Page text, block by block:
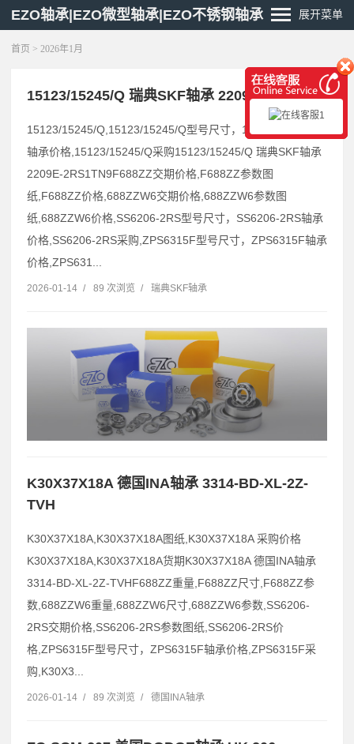
EZO轴承|EZO微型轴承|EZO不锈钢轴承 展开菜单
首页 > 2026年1月
15123/15245/Q 瑞典SKF轴承 2209E-2RS1TN9
15123/15245/Q,15123/15245/Q型号尺寸，15123/15245/Q
轴承价格,15123/15245/Q采购15123/15245/Q 瑞典SKF轴承
2209E-2RS1TN9F688ZZ交期价格,F688ZZ参数图
纸,F688ZZ价格,688ZZW6交期价格,688ZZW6参数图
纸,688ZZW6价格,SS6206-2RS型号尺寸，SS6206-2RS轴承
价格,SS6206-2RS采购,ZPS6315F型号尺寸，ZPS6315F轴承
价格,ZPS631...
2026-01-14 / 89 次浏览 / 瑞典SKF轴承
K30X37X18A 德国INA轴承 3314-BD-XL-2Z-
TVH
K30X37X18A,K30X37X18A图纸,K30X37X18A 采购价格
K30X37X18A,K30X37X18A货期K30X37X18A 德国INA轴承
3314-BD-XL-2Z-TVHF688ZZ重量,F688ZZ尺寸,F688ZZ参
数,688ZZW6重量,688ZZW6尺寸,688ZZW6参数,SS6206-
2RS交期价格,SS6206-2RS参数图纸,SS6206-2RS价
格,ZPS6315F型号尺寸，ZPS6315F轴承价格,ZPS6315F采
购,K30X3...
2026-01-14 / 89 次浏览 / 德国INA轴承